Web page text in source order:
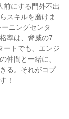
前にする門外不出
スキルを磨けま
ニングセンタ
率は、脅威の7
ートでも、エンジ
仲間と一緒に、
る。それがコプ
！